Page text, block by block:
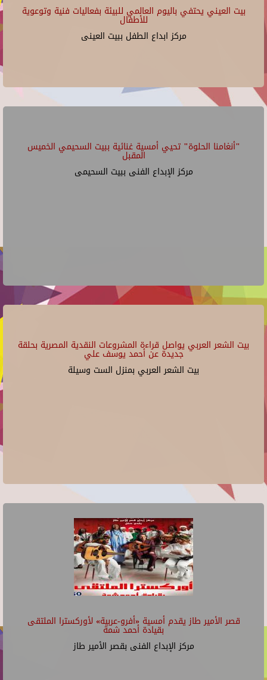
بيت العيني يحتفي باليوم العالمي للبيئة بفعاليات فنية وتوعوية
للأطفال
مركز ابداع الطفل ببيت العينى
"أنغامنا الحلوة" تحيي أمسية غنائية ببيت السحيمي الخميس
المقبل
مركز الإبداع الفنى ببيت السحيمى
بيت الشعر العربي يواصل قراءة المشروعات النقدية المصرية بحلقة
جديدة عن أحمد يوسف علي
بيت الشعر العربي بمنزل الست وسيلة
قصر الأمير طاز يقدم أمسية «أفرو-عربية» لأوركسترا الملتقى
بقيادة أحمد شمة
مركز الإبداع الفنى بقصر الأمير طاز